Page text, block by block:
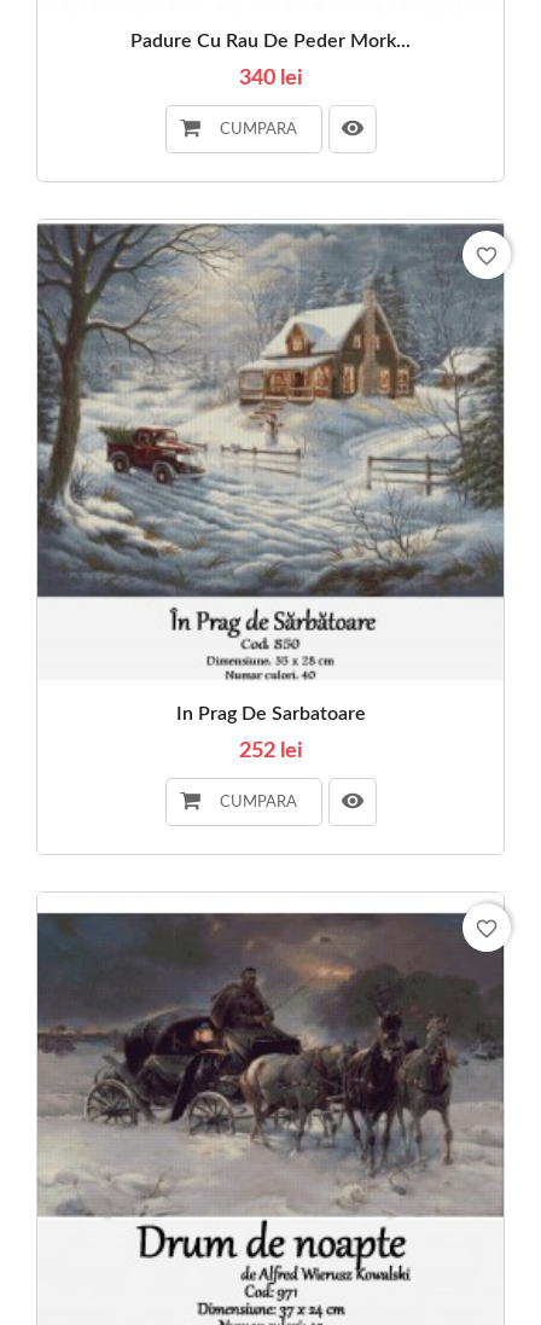
Padure Cu Rau De Peder Mork...
340 lei
CUMPARA
In Prag De Sarbatoare
252 lei
CUMPARA
favorite_border
favorite_border